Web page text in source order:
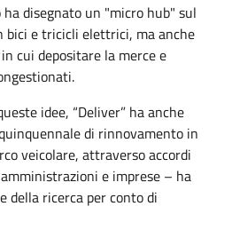
disegnato un "micro hub" sul
bici e tricicli elettrici, ma anche
cui depositare la merce e
idee, “Deliver” ha anche
di rinnovamento in
veicolare, attraverso accordi
e imprese – ha
della ricerca per conto di